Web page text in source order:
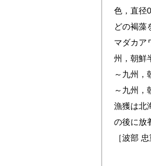
色，直径
どの褐藻
マダカア
州，朝鮮
～九州，
～九州，
漁獲は北
の後に放
［波部 忠